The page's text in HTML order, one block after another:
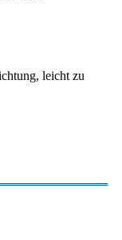
leicht zu